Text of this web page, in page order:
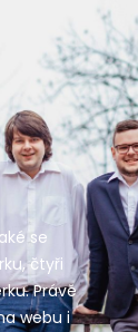
se
čtyři
Právě
webu i